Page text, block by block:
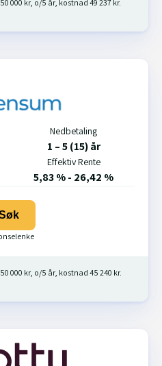
000 kr, o/5 år, kostnad 49 237 kr.
Nedbetaling
1 – 5 (15) år
Effektiv Rente
5,83 % - 26,42 %
000 kr, o/5 år, kostnad 45 240 kr.